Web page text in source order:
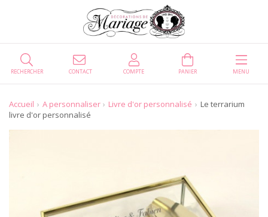
CONTACT
RECHERCHER COMPTE PANIER MENU
Accueil A personnaliser Livre d'or personnalisé
Le terrarium
livre d'or personnalisé